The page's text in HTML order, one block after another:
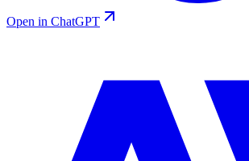
Open in ChatGPT